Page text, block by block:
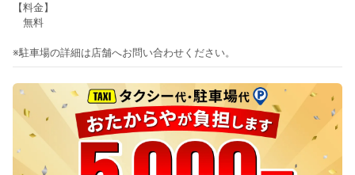
【料金】
無料
※駐車場の詳細は店舗へお問い合わせください。